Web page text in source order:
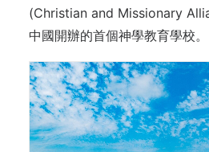
(Christian and Missionary
中國開辦的首個神學教育學校。